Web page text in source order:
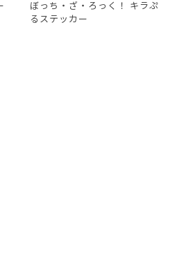
ぼっち・ざ・ろっく！ キラぷ
るステッカー